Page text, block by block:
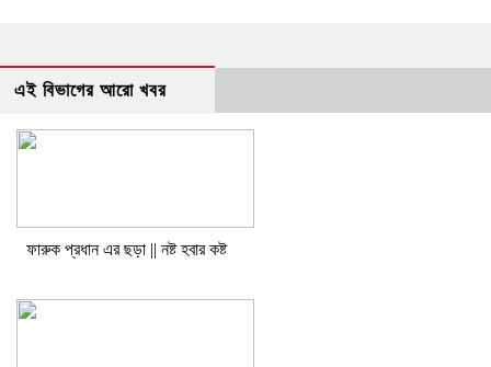
এই বিভাগের আরো খবর
ফারুক প্রধান এর ছড়া || নষ্ট হবার কষ্ট